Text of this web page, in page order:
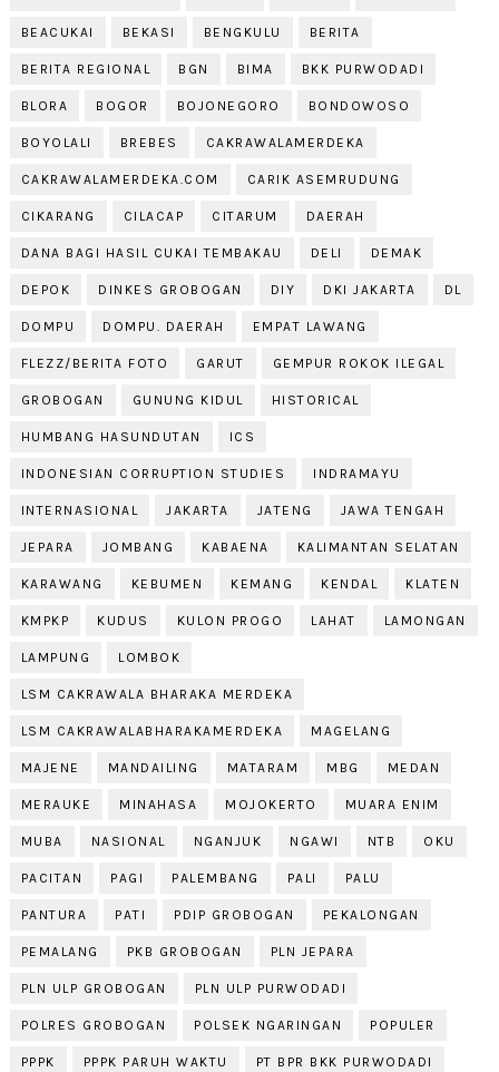
BEACUKAI BEKASI BENGKULU BERITA
BERITA REGIONAL BGN BIMA BKK PURWODADI
BLORA BOGOR BOJONEGORO BONDOWOSO
BOYOLALI BREBES CAKRAWALAMERDEKA
CAKRAWALAMERDEKA.COM CARIK ASEMRUDUNG
CIKARANG CILACAP CITARUM DAERAH
DANA BAGI HASIL CUKAI TEMBAKAU DELI DEMAK
DEPOK DINKES GROBOGAN DIY DKI JAKARTA DL
DOMPU DOMPU. DAERAH EMPAT LAWANG
FLEZZ/BERITA FOTO GARUT GEMPUR ROKOK ILEGAL
GROBOGAN GUNUNG KIDUL HISTORICAL
HUMBANG HASUNDUTAN ICS
INDONESIAN CORRUPTION STUDIES INDRAMAYU
INTERNASIONAL JAKARTA JATENG JAWA TENGAH
JEPARA JOMBANG KABAENA KALIMANTAN SELATAN
KARAWANG KEBUMEN KEMANG KENDAL KLATEN
KMPKP KUDUS KULON PROGO LAHAT LAMONGAN
LAMPUNG LOMBOK
LSM CAKRAWALA BHARAKA MERDEKA
LSM CAKRAWALABHARAKAMERDEKA MAGELANG
MAJENE MANDAILING MATARAM MBG MEDAN
MERAUKE MINAHASA MOJOKERTO MUARA ENIM
MUBA NASIONAL NGANJUK NGAWI NTB OKU
PACITAN PAGI PALEMBANG PALI PALU
PANTURA PATI PDIP GROBOGAN PEKALONGAN
PEMALANG PKB GROBOGAN PLN JEPARA
PLN ULP GROBOGAN PLN ULP PURWODADI
POLRES GROBOGAN POLSEK NGARINGAN POPULER
PPPK PPPK PARUH WAKTU PT BPR BKK PURWODADI